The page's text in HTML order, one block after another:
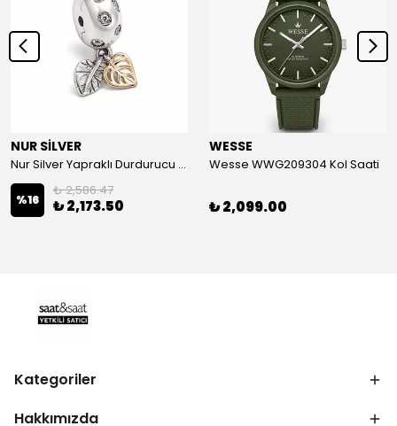
NUR SİLVER
Nur Silver Yapraklı Durdurucu Gümüş Charm - NUR-CM00501
%16
₺ 2,586.47
₺ 2,173.50
WESSE
Wesse WWG209304 Kol Saati
₺ 2,099.00
Kategoriler
Hakkımızda